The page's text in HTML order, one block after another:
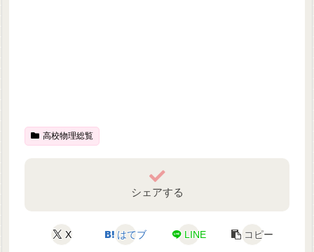
高校物理総覧
シェアする
X はてブ LINE コピー